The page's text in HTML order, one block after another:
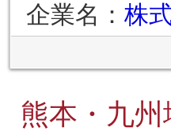
企業名： 株
熊本・九